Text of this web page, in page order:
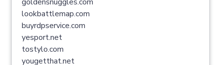
lookbattlemap.com
buyrdpservice.com
yesport.net
tostylo.com
yougetthat.net